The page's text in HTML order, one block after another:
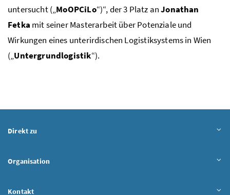
untersucht („MoOPCiLo“)“, der 3 Platz anJonathan
Fetka mit seiner Masterarbeit über Potenziale und
Wirkungen eines unterirdischen Logistiksystems in Wien
(„Untergrundlogistik“).
Direkt zu
Organisation
Kontakt